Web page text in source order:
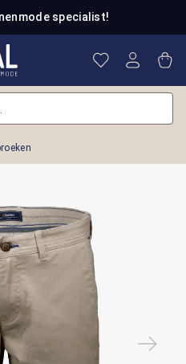
specialist!
Je hebt 0